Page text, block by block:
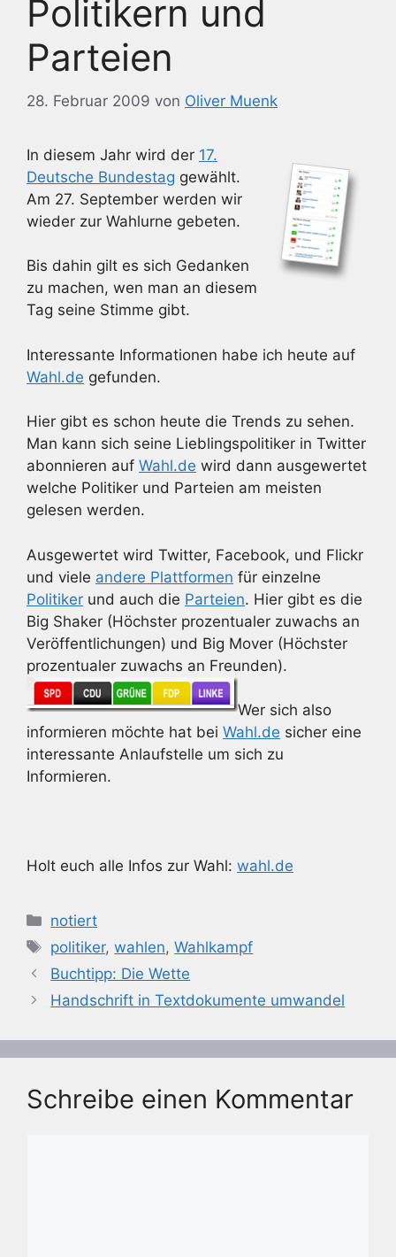
Politikern und
Parteien
28. Februar 2009 von Oliver Muenk
In diesem Jahr wird der 17.
Deutsche Bundestag gewählt.
Am 27. September werden wir
wieder zur Wahlurne gebeten.
Bis dahin gilt es sich Gedanken
zu machen, wen man an diesem
Tag seine Stimme gibt.
Interessante Informationen habe ich heute auf
Wahl.de gefunden.
Hier gibt es schon heute die Trends zu sehen.
Man kann sich seine Lieblingspolitiker in Twitter
abonnieren auf Wahl.de wird dann ausgewertet
welche Politiker und Parteien am meisten
gelesen werden.
Ausgewertet wird Twitter, Facebook, und Flickr
und viele andere Plattformen für einzelne
Politiker und auch die Parteien. Hier gibt es die
Big Shaker (Höchster prozentualer zuwachs an
Veröffentlichungen) und Big Mover (Höchster
prozentualer zuwachs an Freunden).
Wer sich also
informieren möchte hat bei Wahl.de sicher eine
interessante Anlaufstelle um sich zu
Informieren.
Holt euch alle Infos zur Wahl: wahl.de
Kategorien
notiert
Schlagwörter
politiker,wahlen,Wahlkampf
Buchtipp: Die Wette
Handschrift in Textdokumente umwandel
Schreibe einen Kommentar